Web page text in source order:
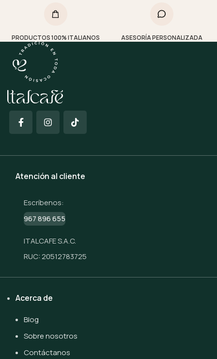
PRODUCTOS 100% ITALIANOS ASESORÍA PERSONALIZADA
Atención al cliente
Escríbenos:
967 896 655
ITALCAFE S.A.C.
RUC: 20512783725
Acerca de
Blog
Sobre nosotros
Contáctanos